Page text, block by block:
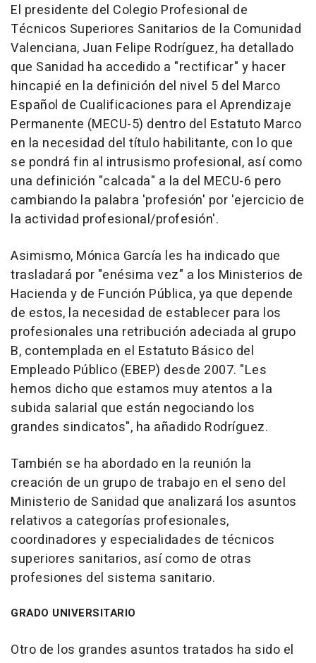
El presidente del Colegio Profesional de
Técnicos Superiores Sanitarios de la Comunidad
Valenciana, Juan Felipe Rodríguez, ha detallado
que Sanidad ha accedido a "rectificar" y hacer
hincapié en la definición del nivel 5 del Marco
Español de Cualificaciones para el Aprendizaje
Permanente (MECU-5) dentro del Estatuto Marco
en la necesidad del título habilitante, con lo que
se pondrá fin al intrusismo profesional, así como
una definición "calcada" a la del MECU-6 pero
cambiando la palabra 'profesión' por 'ejercicio de
la actividad profesional/profesión'.
Asimismo, Mónica García les ha indicado que
trasladará por "enésima vez" a los Ministerios de
Hacienda y de Función Pública, ya que depende
de estos, la necesidad de establecer para los
profesionales una retribución adeciada al grupo
B, contemplada en el Estatuto Básico del
Empleado Público (EBEP) desde 2007. "Les
hemos dicho que estamos muy atentos a la
subida salarial que están negociando los
grandes sindicatos", ha añadido Rodríguez.
También se ha abordado en la reunión la
creación de un grupo de trabajo en el seno del
Ministerio de Sanidad que analizará los asuntos
relativos a categorías profesionales,
coordinadores y especialidades de técnicos
superiores sanitarios, así como de otras
profesiones del sistema sanitario.
GRADO UNIVERSITARIO
Otro de los grandes asuntos tratados ha sido el